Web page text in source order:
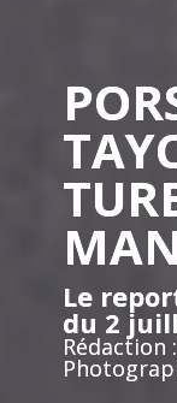
Le
du 2
Rédaction